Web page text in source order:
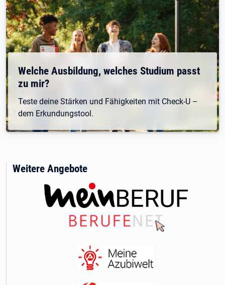
Welche Ausbildung, welches Studium passt
zu mir?
Teste deine Stärken und Fähigkeiten mit Check-U –
dem Erkundungstool.
Weitere Angebote